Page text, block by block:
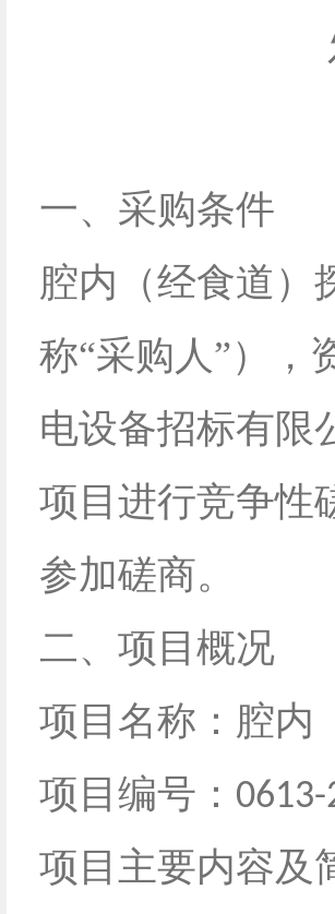
一、采购条件
腔内（经食道）
称“采购人”），
电设备招标有限
项目进行竞争性
参加磋商。
二、项目概况
项目名称：腔内
项目编号：
项目主要内容及